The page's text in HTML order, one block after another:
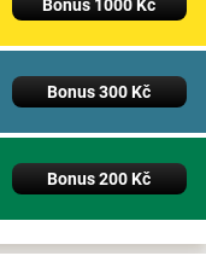
Bonus 1000 Kč
Bonus 300 Kč
Bonus 200 Kč